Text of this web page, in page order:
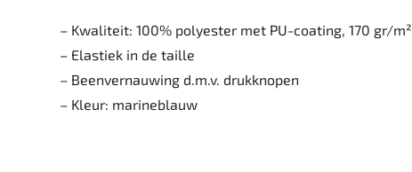
– Kwaliteit: 100% polyester met PU-coating, 170 gr/m²
– Elastiek in de taille
– Beenvernauwing d.m.v. drukknopen
– Kleur: marineblauw